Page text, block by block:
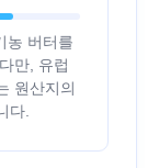
농 버터를
만, 유럽
원산지의
다.